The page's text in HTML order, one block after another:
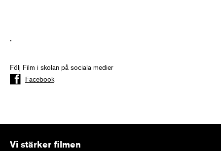
.
Följ Film i skolan på sociala medier
Facebook
Vi stärker filmen